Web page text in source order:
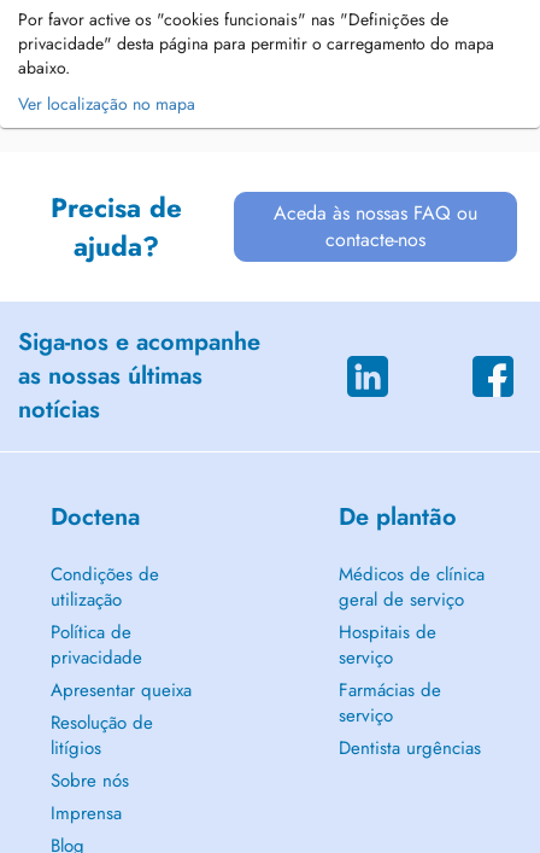
Por favor active os "cookies funcionais" nas "Definições de
privacidade" desta página para permitir o carregamento do mapa
abaixo.
Ver localização no mapa
Precisa de
ajuda?
Aceda às nossas FAQ ou
contacte-nos
Siga-nos e acompanhe
as nossas últimas
notícias
Doctena
Condições de
utilização
Política de
privacidade
Apresentar queixa
Resolução de
litígios
Sobre nós
Imprensa
Blog
De plantão
Médicos de clínica
geral de serviço
Hospitais de
serviço
Farmácias de
serviço
Dentista urgências